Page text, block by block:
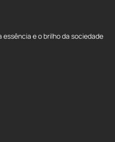
e o brilho da sociedade